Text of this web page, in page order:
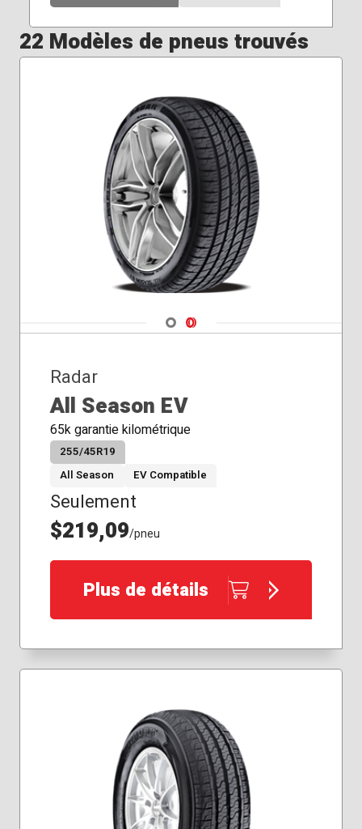
22 Modèles de pneus trouvés
Navigate 1
Navigate 2
Radar
All Season EV
65k garantie kilométrique
255/45R19
All Season
EV Compatible
Seulement
$219,09/pneu
Plus de détails